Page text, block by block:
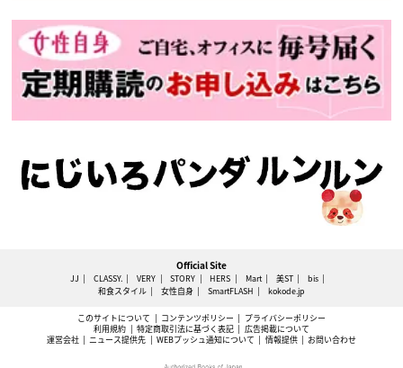
Official Site
JJ CLASSY. VERY STORY HERS Mart 美ST
bis
和食スタイル
女性自身 SmartFLASH kokode.jp
このサイトについて コンテンツポリシー
プライバシーポリシー
利用規約
特定商取引法に基づく表記
広告掲載について
運営会社
ニュース提供先 WEBプッシュ通知について 情報提供 お問い合わせ